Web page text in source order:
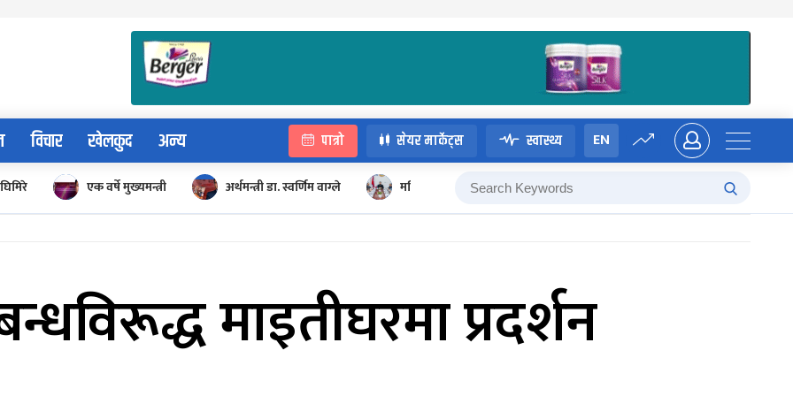
विचार खेलकुद अन्य पात्रो सेयर मार्केट्स स्वास्थ्य EN
एक वर्षे मुख्यमन्त्री अर्थमन्त्री डा. स्वर्णिम वाग्ले मन्त्रिपरिषद् बैठक
माइतीघरमा प्रदर्शन